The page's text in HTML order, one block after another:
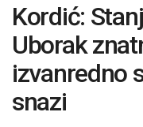
Kordić:
Uborak
izvanredno
snazi